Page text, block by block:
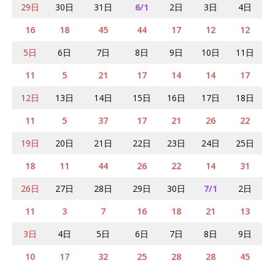
29日
30日 31日 6/1 2日 3日
4日
16
18 45 44 17 12
12
5日
6日 7日 8日 9日 10日
11日
11
5 21 17 14 14
17
12日
13日 14日 15日 16日 17日
18日
11
5 37 17 21 26
22
19日
20日 21日 22日 23日 24日
25日
18
11 44 26 22 14
31
26日
27日 28日 29日 30日 7/1
2日
11
3 7 16 18 21
13
3日
4日 5日 6日 7日 8日
9日
10
17 32 25 28 28
45